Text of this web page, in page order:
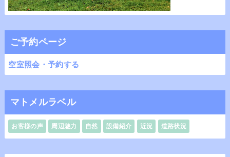
ご予約ページ
空室照会・予約する
マトメルラベル
お客様の声 周辺魅力 自然 設備紹介 近況 道路状況